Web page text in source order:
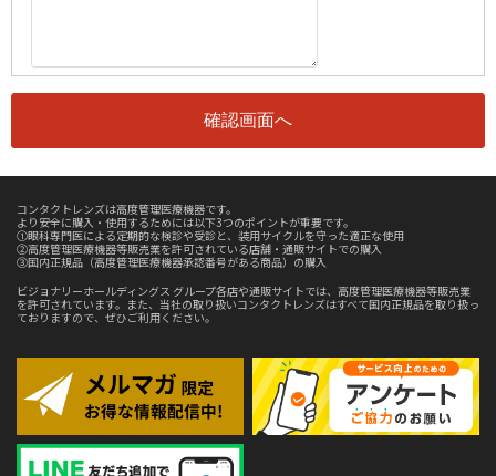
コンタクトレンズは高度管理医療機器です。
より安全に購入・使用するためには以下3つのポイントが重要です。
①眼科専門医による定期的な検診や受診と、装用サイクルを守った適正な使用
②高度管理医療機器等販売業を許可されている店舗・通販サイトでの購入
③国内正規品（高度管理医療機器承認番号がある商品）の購入
ビジョナリーホールディングス グループ各店や通販サイトでは、高度管理医療機器等販売業
を許可されています。また、当社の取り扱いコンタクトレンズはすべて国内正規品を取り扱っ
ておりますので、ぜひご利用ください。